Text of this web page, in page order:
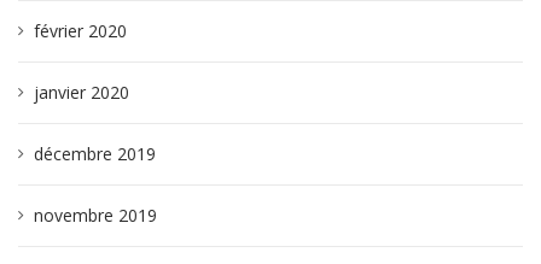
février 2020
janvier 2020
décembre 2019
novembre 2019